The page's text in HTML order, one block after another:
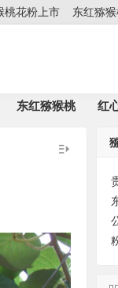
桃花粉上市 东红猕
东红猕猴桃 红